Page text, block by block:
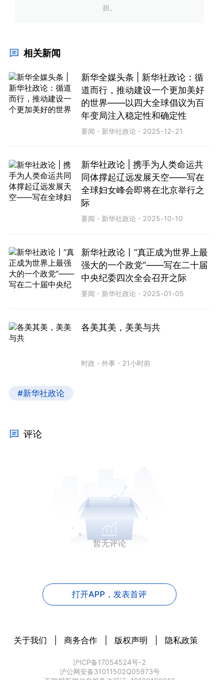
担。
相关新闻
新华全媒头条 | 新华社政论：循
道而行，推动建设一个更加美好
的世界——以四大全球倡议为百
年变局注入稳定性和确定性
要闻 ・ 新华社政论 ・ 2025-12-21
新华社政论 | 携手为人类命运共
同体撑起辽远发展天空——写在
全球妇女峰会即将在北京举行之
际
要闻 ・ 新华社政论 ・ 2025-10-10
新华社政论丨“真正成为世界上最
强大的一个政党”——写在二十届
中央纪委四次全会召开之际
要闻 ・ 新华社政论 ・ 2025-01-05
各美其美，美美与共
时政 ・外事 ・ 21小时前
#新华社政论
评论
暂无评论
打开APP， 发表首评
关于我们 商务合作 版权声明 隐私政策
沪ICP备17054524号-2
沪公网安备31011502Q05973号